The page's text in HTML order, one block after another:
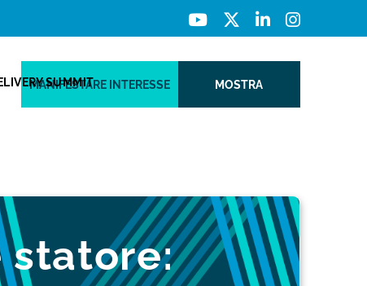
SUMMIT
MANIFESTARE INTERESSE MOSTRA
statore: